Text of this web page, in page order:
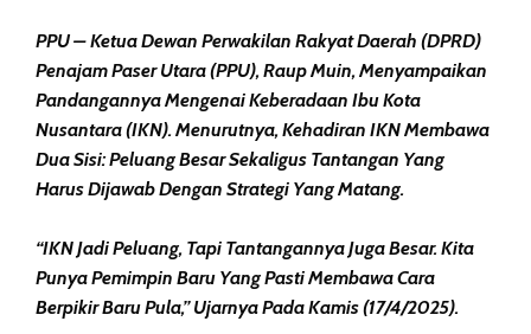
PPU – Ketua Dewan Perwakilan Rakyat Daerah (DPRD)
Penajam Paser Utara (PPU), Raup Muin, Menyampaikan
Pandangannya Mengenai Keberadaan Ibu Kota
Nusantara (IKN). Menurutnya, Kehadiran IKN Membawa
Dua Sisi: Peluang Besar Sekaligus Tantangan Yang
Harus Dijawab Dengan Strategi Yang Matang.
“IKN Jadi Peluang, Tapi Tantangannya Juga Besar. Kita
Punya Pemimpin Baru Yang Pasti Membawa Cara
Berpikir Baru Pula,” Ujarnya Pada Kamis (17/4/2025).